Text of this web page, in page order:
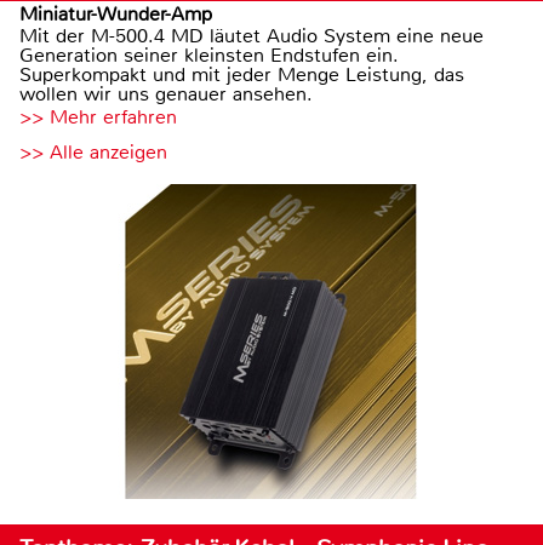
Miniatur-Wunder-Amp
Mit der M-500.4 MD läutet Audio System eine neue
Generation seiner kleinsten Endstufen ein.
Superkompakt und mit jeder Menge Leistung, das
wollen wir uns genauer ansehen.
>> Mehr erfahren
>> Alle anzeigen